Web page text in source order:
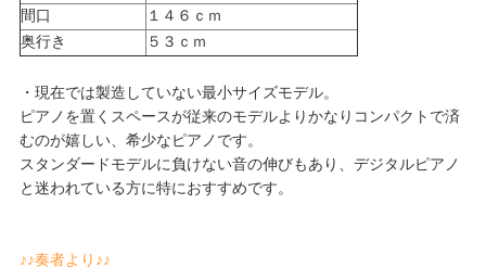
間口
１４６ｃｍ
奥行き
５３ｃｍ
・現在では製造していない最小サイズモデル。
ピアノを置くスペースが従来のモデルよりかなりコンパクトで済
むのが嬉しい、希少なピアノです。
スタンダードモデルに負けない音の伸びもあり、デジタルピアノ
と迷われている方に特におすすめです。
♪♪奏者より♪♪